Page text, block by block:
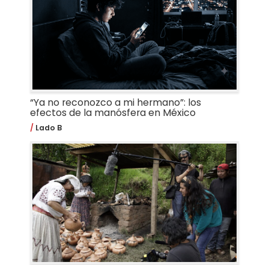
“Ya no reconozco a mi hermano”: los
efectos de la manósfera en México
Lado B